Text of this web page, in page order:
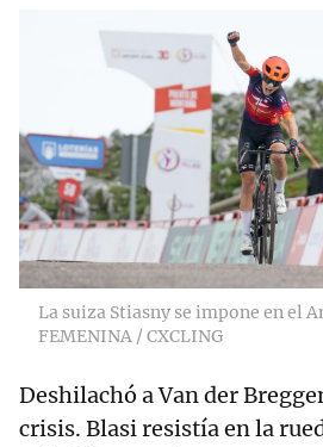
La suiza Stiasny se impone en el
FEMENINA / CXCLING
Deshilachó a Van der
crisis. Blasi resistía en la